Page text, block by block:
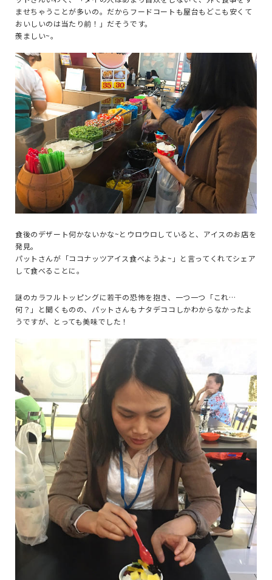
ませちゃうことが多いの。だからフードコートも屋台もどこも安くて
おいしいのは当たり前！」だそうです。
羨ましい~。
食後のデザート何かないかな~とウロウロしていると、アイスのお店を
発見。
パットさんが「ココナッツアイス食べようよ~」と言ってくれてシェア
して食べることに。
謎のカラフルトッピングに若干の恐怖を抱き、一つ一つ「これ…
何？」と聞くものの、パットさんもナタデココしかわからなかったよ
うですが、とっても美味でした！